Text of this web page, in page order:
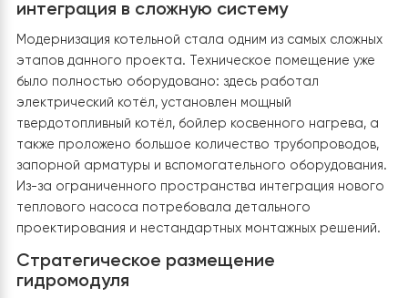
накапливается под тепловым насосом.
Такое решение минимизирует риск образования
корки возле входа в котельную, обеспечивает
безопасное передвижение в зимний период и
способствует надёжной работе теплового насоса
протяжении всего отопительного сезона.